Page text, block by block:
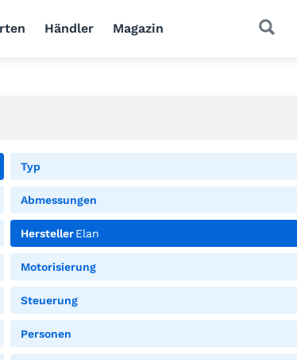
Händler Magazin
Typ
Abmessungen
HerstellerElan
Motorisierung
Steuerung
Personen